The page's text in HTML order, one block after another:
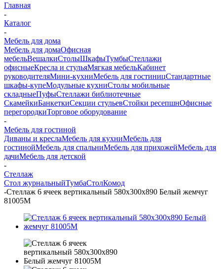
Главная
-
Каталог
-
Мебель для дома
Мебель для домаОфисная
мебельВешалкиСтолыШкафыТумбыСтеллажи
офисныеКресла и стульяМягкая мебельКабинет
руководителяМини-кухниМебель для гостиницСтандартные
шкафы-купеМодульные кухниСтолы мобильные
складныеПуфыСтеллажи библиотечные
СкамейкиБанкеткиСекции стульевСтойки ресепшнОфисные
перегородкиТорговое оборудование
-
Мебель для гостиной
Диваны и креслаМебель для кухниМебель для
гостинойМебель для спальниМебель для прихожейМебель для
дачиМебель для детской
-
Стеллаж
Стол журнальныйТумбаСтолКомод
-Стеллаж 6 ячеек вертикальный 580х300х890 Белый жемчуг
81005М